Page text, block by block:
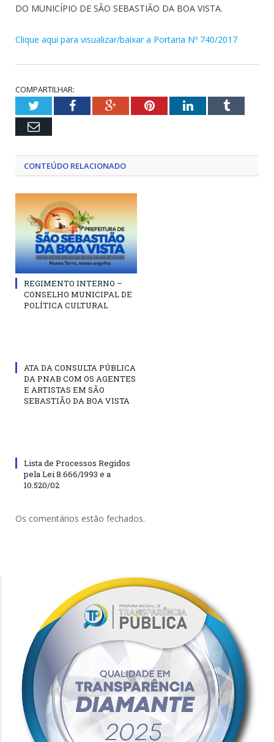
DO MUNICÍPIO DE SÃO SEBASTIÃO DA BOA VISTA.
Clique aqui para visualizar/baixar a Portaria Nº 740/2017
COMPARTILHAR:
TwitterFacebookGoogle+PinterestLinkedInTumblr
Email
CONTEÚDO RELACIONADO
REGIMENTO INTERNO –
CONSELHO MUNICIPAL DE
POLÍTICA CULTURAL
ATA DA CONSULTA PÚBLICA
DA PNAB COM OS AGENTES
E ARTISTAS EM SÃO
SEBASTIÃO DA BOA VISTA
Lista de Processos Regidos
pela Lei 8.666/1993 e a
10.520/02
Os comentários estão fechados.